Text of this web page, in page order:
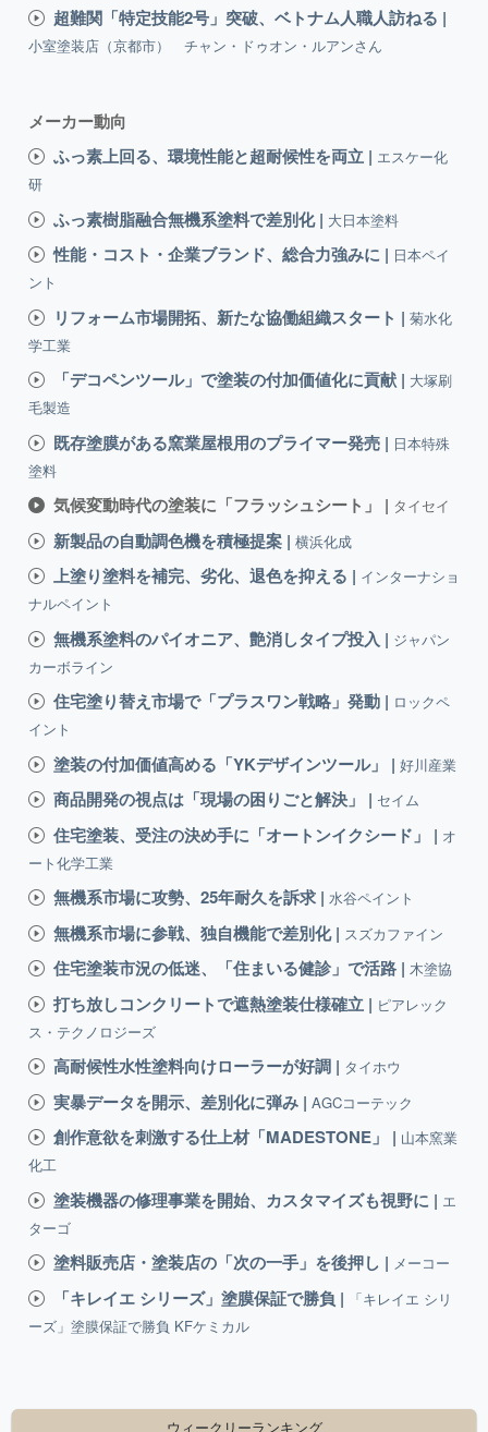
超難関「特定技能2号」突破、ベトナム人職人訪ねる |
小室塗装店（京都市） チャン・ドゥオン・ルアンさん
メーカー動向
ふっ素上回る、環境性能と超耐候性を両立 | エスケー化
研
ふっ素樹脂融合無機系塗料で差別化 | 大日本塗料
性能・コスト・企業ブランド、総合力強みに | 日本ペイ
ント
リフォーム市場開拓、新たな協働組織スタート | 菊水化
学工業
「デコペンツール」で塗装の付加価値化に貢献 | 大塚刷
毛製造
既存塗膜がある窯業屋根用のプライマー発売 | 日本特殊
塗料
気候変動時代の塗装に「フラッシュシート」 | タイセイ
新製品の自動調色機を積極提案 | 横浜化成
上塗り塗料を補完、劣化、退色を抑える | インターナショ
ナルペイント
無機系塗料のパイオニア、艶消しタイプ投入 | ジャパン
カーボライン
住宅塗り替え市場で「プラスワン戦略」発動 | ロックペ
イント
塗装の付加価値高める「YKデザインツール」 | 好川産業
商品開発の視点は「現場の困りごと解決」 | セイム
住宅塗装、受注の決め手に「オートンイクシード」 | オ
ート化学工業
無機系市場に攻勢、25年耐久を訴求 | 水谷ペイント
無機系市場に参戦、独自機能で差別化 | スズカファイン
住宅塗装市況の低迷、「住まいる健診」で活路 | 木塗協
打ち放しコンクリートで遮熱塗装仕様確立 | ピアレック
ス・テクノロジーズ
高耐候性水性塗料向けローラーが好調 | タイホウ
実暴データを開示、差別化に弾み | AGCコーテック
創作意欲を刺激する仕上材「MADESTONE」 | 山本窯業
化工
塗装機器の修理事業を開始、カスタマイズも視野に | エ
ターゴ
塗料販売店・塗装店の「次の一手」を後押し | メーコー
「キレイエ シリーズ」塗膜保証で勝負 |
「キレイエ シリ
ーズ」塗膜保証で勝負 KFケミカル
ウィークリーランキング